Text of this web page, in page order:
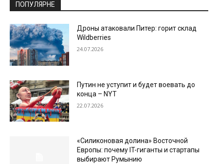
ПОПУЛЯРНЕ
Дроны атаковали Питер: горит склад
Wildberries
24.07.2026
Путин не уступит и будет воевать до
конца – NYT
22.07.2026
«Силиконовая долина» Восточной
Европы: почему IT-гиганты и стартапы
выбирают Румынию